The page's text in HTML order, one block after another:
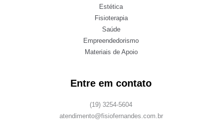
Estética
Fisioterapia
Saúde
Empreendedorismo
Materiais de Apoio
Entre em contato
(19) 3254-5604
atendimento@fisiofernandes.com.br